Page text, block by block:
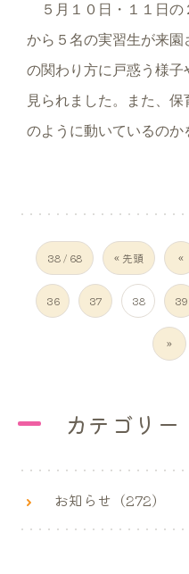
５月１０日・１１日の
から５名の実習生が来
の関わり方に戸惑う様
見られました。また、
のように動いているの
38 / 68 « 先頭 «
36 37 38 39
»
カテゴリー
お知らせ（272）